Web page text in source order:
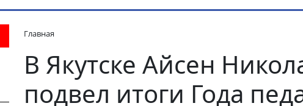
Главная
В Якутске Айсен
подвел итоги Года